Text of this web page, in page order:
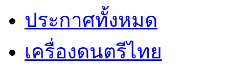
ประกาศทั้งหมด
เครื่องดนตรีไทย